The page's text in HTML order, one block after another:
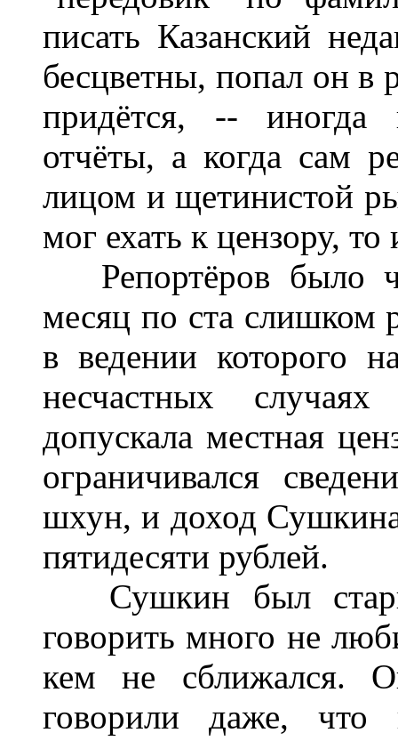
писать Казанский
бесцветны, попал он в
придётся, -- иногда
отчёты, а когда сам
лицом и щетинистой
мог ехать к цензору,
Репортёров было
месяц по ста слишком
в ведении которого
несчастных
допускала местная
ограничивался
шхун, и доход
пятидесяти рублей.
Сушкин был
говорить много не
кем не сближался.
говорили даже, что